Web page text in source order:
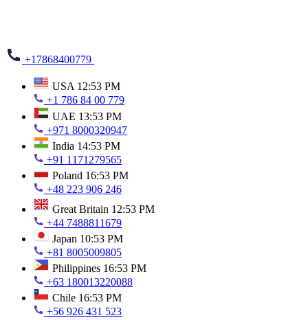
+17868400779
USA 12:53 PM
+1 786 84 00 779
UAE 13:53 PM
+971 8000320947
India 14:53 PM
+91 1171279565
Poland 16:53 PM
+48 223 906 246
Great Britain 12:53 PM
+44 7488811679
Japan 10:53 PM
+81 8005009805
Philippines 16:53 PM
+63 180013220088
Chile 16:53 PM
+56 926 431 523